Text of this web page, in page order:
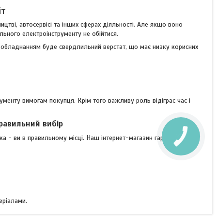
автосервісі та інших сферах діяльності. Але якщо воно
електроінструменту не обійтися.
буде свердлильний верстат, що має низку корисних
вимогам покупця. Крім того важливу роль відіграє час і
вибір
- ви в правильному місці. Наш інтернет-магазин гарантує: